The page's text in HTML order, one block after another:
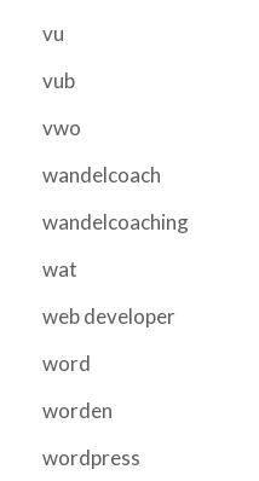
vu
vub
vwo
wandelcoach
wandelcoaching
wat
web developer
word
worden
wordpress